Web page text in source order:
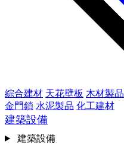
綜合建材 天花壁板 木材製品
金門鎖 水泥製品 化工建材
建築設備
建築設備